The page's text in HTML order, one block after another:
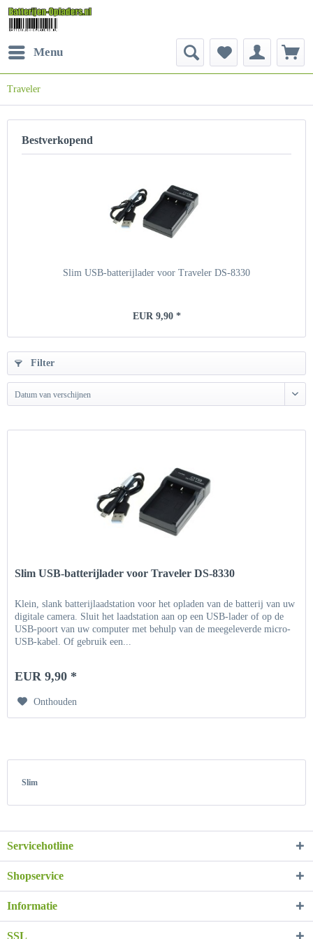
Menu
Traveler
Bestverkopend
Slim USB-batterijlader voor Traveler DS-8330
EUR 9,90 *
Filter
Datum van verschijnen
Slim USB-batterijlader voor Traveler DS-8330
Klein, slank batterijlaadstation voor het opladen van de batterij van uw
digitale camera. Sluit het laadstation aan op een USB-lader of op de
USB-poort van uw computer met behulp van de meegeleverde micro-
USB-kabel. Of gebruik een...
EUR 9,90 *
Onthouden
Slim
Servicehotline
Shopservice
Informatie
SSL